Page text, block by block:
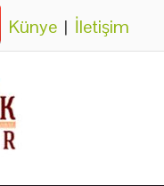
Künye | İletişim